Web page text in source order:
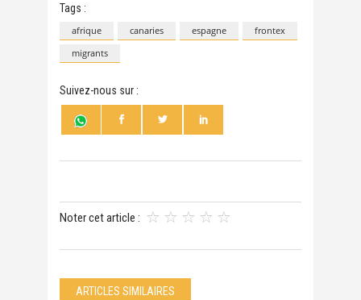
Tags :
afrique canaries espagne
frontex
migrants
Suivez-nous sur :
Noter cet article :
ARTICLES SIMILAIRES